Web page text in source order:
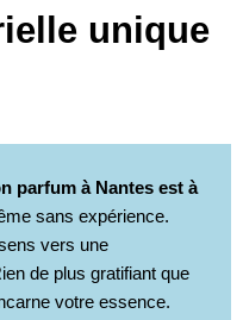
unique
parfum à Nantes est à
sans expérience.
vers une
de plus gratifiant que
votre essence.